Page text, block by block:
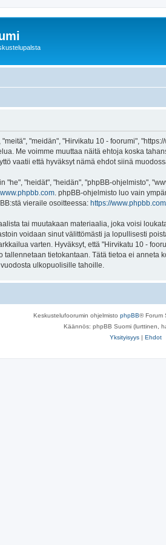
"meidän", "Hirvikatu 10 - foorumi",
Me voimme muuttaa näitä ehtoja koska
vaatii että hyväksyt nämä ehdot siinä
"heidät", "heidän", "phpBB-ohjelmisto",
www.phpbb.com . phpBB-ohjelmisto luo vain
vieraile osoitteessa: https://
tai muutakaan materiaalia, joka voisi
voidaan sinut välittömästi ja lopullisesti
varten. Hyväksyt, että "Hirvikatu 10 -
tietokantaan. Tätä tietoa ei
ulkopuolisille tahoille.
Keskustelufoorumin ohjelmisto phpBB® Forum
Käännös: phpBB Suomi (lurttinen,
Yksityisyys | Ehdot